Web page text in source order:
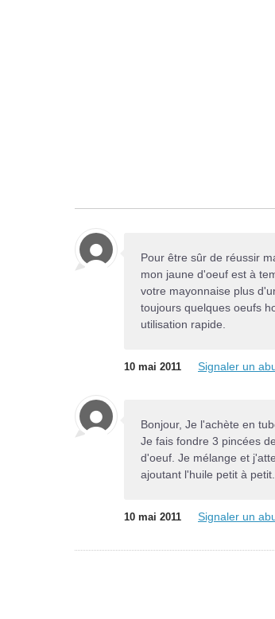
Pour être sûr de réussir
mon jaune d'oeuf est à
votre mayonnaise plus
toujours quelques oeufs
utilisation rapide.
10 mai 2011 Signaler un
Bonjour, Je l'achète en
Je fais fondre 3 pincées
d'oeuf. Je mélange et
ajoutant l'huile petit à
10 mai 2011 Signaler un